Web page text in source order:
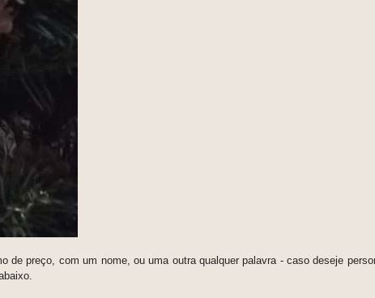
de preço, com um nome, ou uma outra qualquer palavra - caso deseje